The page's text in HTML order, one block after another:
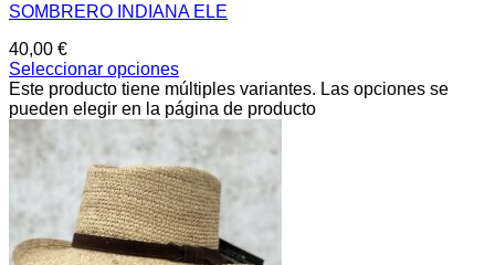
SOMBRERO INDIANA ELE
40,00 €
Seleccionar opciones
Este producto tiene múltiples variantes. Las opciones se
pueden elegir en la página de producto